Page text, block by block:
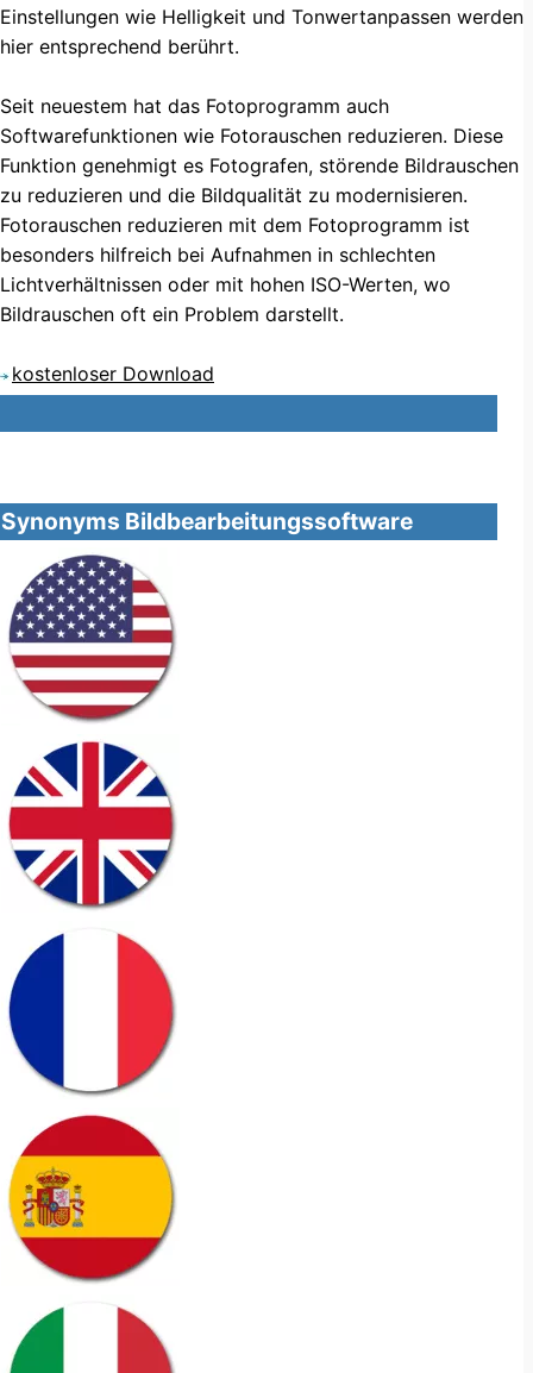
Einstellungen wie Helligkeit und Tonwertanpassen werden
hier entsprechend berührt.
Seit neuestem hat das Fotoprogramm auch
Softwarefunktionen wie Fotorauschen reduzieren. Diese
Funktion genehmigt es Fotografen, störende Bildrauschen
zu reduzieren und die Bildqualität zu modernisieren.
Fotorauschen reduzieren mit dem Fotoprogramm ist
besonders hilfreich bei Aufnahmen in schlechten
Lichtverhältnissen oder mit hohen ISO-Werten, wo
Bildrauschen oft ein Problem darstellt.
kostenloser Download
Synonyms Bildbearbeitungssoftware